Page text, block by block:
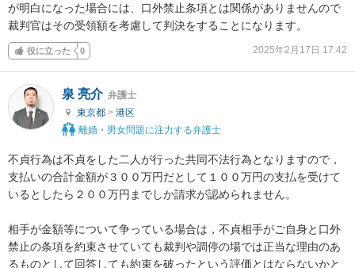
が明白になった場合には、口外禁止条項とは関係がありませんので
裁判官はその受領額を考慮して判決をすることになります。
役に立った 0 2025年2月17日 17:42
泉 亮介 弁護士
東京都 > 港区
離婚・男女問題に注力する弁護士
不貞行為は不貞をした二人が行った共同不法行為となりますので，
支払いの合計金額が３００万円だとして１００万円の支払を受けて
いるとしたら２００万円までしか請求が認められません。
相手が金額等について争っている場合は，不貞相手がご自身と口外
禁止の条項を約束させていても裁判や調停の場では正当な理由のあ
るものとして回答しても約束を破ったという評価とはならないかと